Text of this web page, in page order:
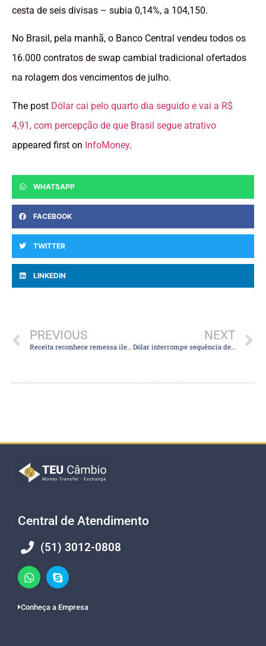
cesta de seis divisas – subia 0,14%, a 104,150.
No Brasil, pela manhã, o Banco Central vendeu todos os
16.000 contratos de swap cambial tradicional ofertados
na rolagem dos vencimentos de julho.
The post Dólar cai pelo quarto dia seguido e vai a R$
4,91, com percepção de que Brasil segue atrativo
appeared first on InfoMoney.
WHATSAPP
FACEBOOK
TWITTER
LINKEDIN
PREVIOUS
Receita reconhece remessa ilegal de dólar com criptos na 25 de Março: “doleiros estão usando”
NEXT
Dólar interrompe sequência de 4 baixas e tem leve alta, a R$ 4,92, em dia de liquidez baixa e proteção antes do feriado
Central de Atendimento
(51) 3012-0808
Conheça a Empresa